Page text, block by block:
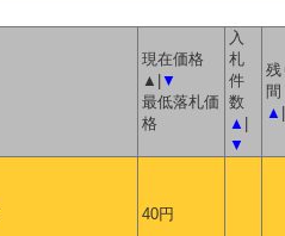
現在価格
▲|▼
最低落札価
格
入
札
件
数
▲ |
▼
残
間
▲ |
40円